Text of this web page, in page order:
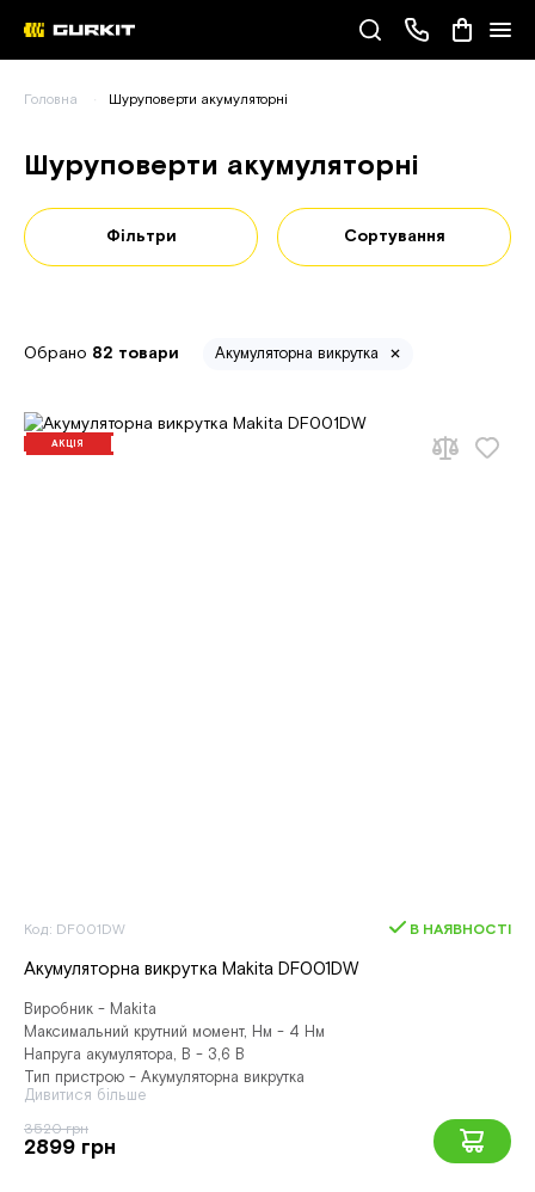
(093) 343-55-55
Головна Шуруповерти акумуляторні
Шуруповерти акумуляторні
Фільтри Сортування
Обрано 82 товари Акумуляторна викрутка
АКЦІЯ
Код: DF001DW В НАЯВНОСТІ
Акумуляторна викрутка Makita DF001DW
Виробник - Makita
Максимальний крутний момент, Нм - 4 Нм
Напруга акумулятора, В - 3,6 В
Тип пристрою - Акумуляторна викрутка
Дивитися більше
3520 грн
2899 грн